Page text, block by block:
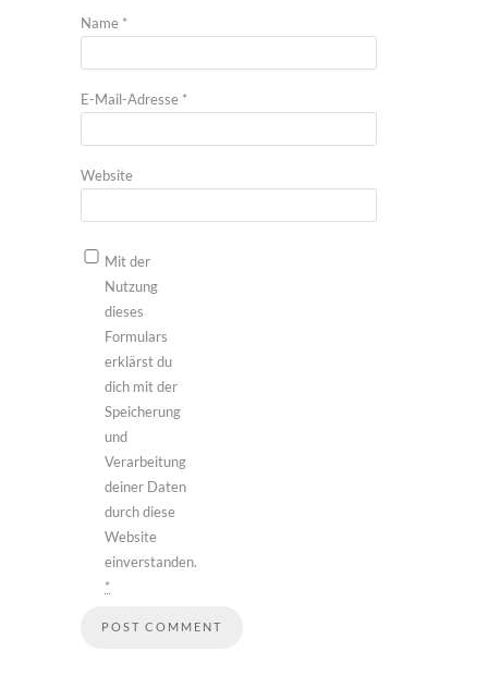
Name *
E-Mail-Adresse *
Website
Mit der
Nutzung
dieses
Formulars
erklärst du
dich mit der
Speicherung
und
Verarbeitung
deiner Daten
durch diese
Website
einverstanden.
*